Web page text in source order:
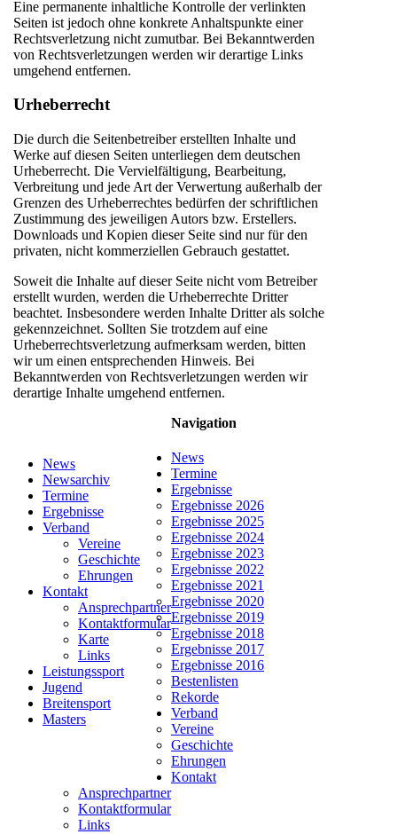
Eine permanente inhaltliche Kontrolle der verlinkten
Seiten ist jedoch ohne konkrete Anhaltspunkte einer
Rechtsverletzung nicht zumutbar. Bei Bekanntwerden
von Rechtsverletzungen werden wir derartige Links
umgehend entfernen.
Urheberrecht
Die durch die Seitenbetreiber erstellten Inhalte und
Werke auf diesen Seiten unterliegen dem deutschen
Urheberrecht. Die Vervielfältigung, Bearbeitung,
Verbreitung und jede Art der Verwertung außerhalb der
Grenzen des Urheberrechtes bedürfen der schriftlichen
Zustimmung des jeweiligen Autors bzw. Erstellers.
Downloads und Kopien dieser Seite sind nur für den
privaten, nicht kommerziellen Gebrauch gestattet.
Soweit die Inhalte auf dieser Seite nicht vom Betreiber
erstellt wurden, werden die Urheberrechte Dritter
beachtet. Insbesondere werden Inhalte Dritter als solche
gekennzeichnet. Sollten Sie trotzdem auf eine
Urheberrechtsverletzung aufmerksam werden, bitten
wir um einen entsprechenden Hinweis. Bei
Bekanntwerden von Rechtsverletzungen werden wir
derartige Inhalte umgehend entfernen.
News
Newsarchiv
Termine
Ergebnisse
Verband
Vereine
Geschichte
Ehrungen
Kontakt
Ansprechpartner
Kontaktformular
Karte
Links
Leistungssport
Jugend
Breitensport
Masters
Navigation
News
Termine
Ergebnisse
Ergebnisse 2026
Ergebnisse 2025
Ergebnisse 2024
Ergebnisse 2023
Ergebnisse 2022
Ergebnisse 2021
Ergebnisse 2020
Ergebnisse 2019
Ergebnisse 2018
Ergebnisse 2017
Ergebnisse 2016
Bestenlisten
Rekorde
Verband
Vereine
Geschichte
Ehrungen
Kontakt
Ansprechpartner
Kontaktformular
Links